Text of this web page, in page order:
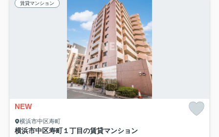
賃貸マンション
NEW
横浜市中区寿町
横浜市中区寿町１丁目の賃貸マンション